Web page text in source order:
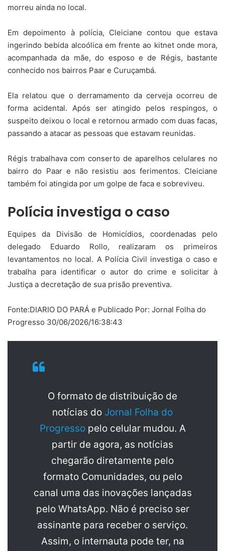
morreu ainda no local.
Em depoimento à polícia, Cleiciane contou que estava
ingerindo bebida alcoólica em frente ao kitnet onde mora,
acompanhada da mãe, do esposo e de Régis, bastante
conhecido nos bairros Paar e Curuçambá.
Ela relatou que o derramamento da cerveja ocorreu de
forma acidental. Após ser atingido pelos respingos, o
suspeito deixou o local e retornou armado com duas facas,
passando a atacar as pessoas que estavam reunidas.
Régis trabalhava com conserto de aparelhos celulares no
bairro do Paar e não resistiu aos ferimentos. Cleiciane
também foi atingida por um golpe de faca e sobreviveu.
Polícia investiga o caso
Equipes da Divisão de Homicídios, coordenadas pelo
delegado Eduardo Rollo, realizaram os primeiros
levantamentos no local. A Polícia Civil investiga o caso e
trabalha para identificar o autor do crime e solicitar à
Justiça a decretação de sua prisão preventiva.
Fonte:DIARIO DO PARÁ e Publicado Por: Jornal Folha do
Progresso 30/06/2026/16:38:43
O formato de distribuição de
notícias do Jornal Folha do
Progresso pelo celular mudou. A
partir de agora, as notícias
chegarão diretamente pelo
formato Comunidades, ou pelo
canal uma das inovações lançadas
pelo WhatsApp. Não é preciso ser
assinante para receber o serviço.
Assim, o internauta pode ter, na